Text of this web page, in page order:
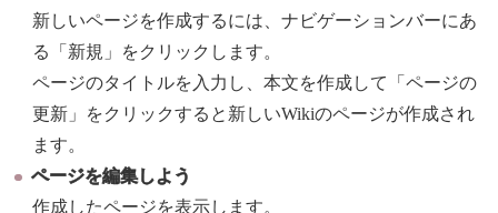
新しいページを作成するには、ナビゲーションバーにあ
る「新規」をクリックします。
ページのタイトルを入力し、本文を作成して「ページの
更新」をクリックすると新しいWikiのページが作成され
ます。
ページを編集しよう
作成したページを表示します。